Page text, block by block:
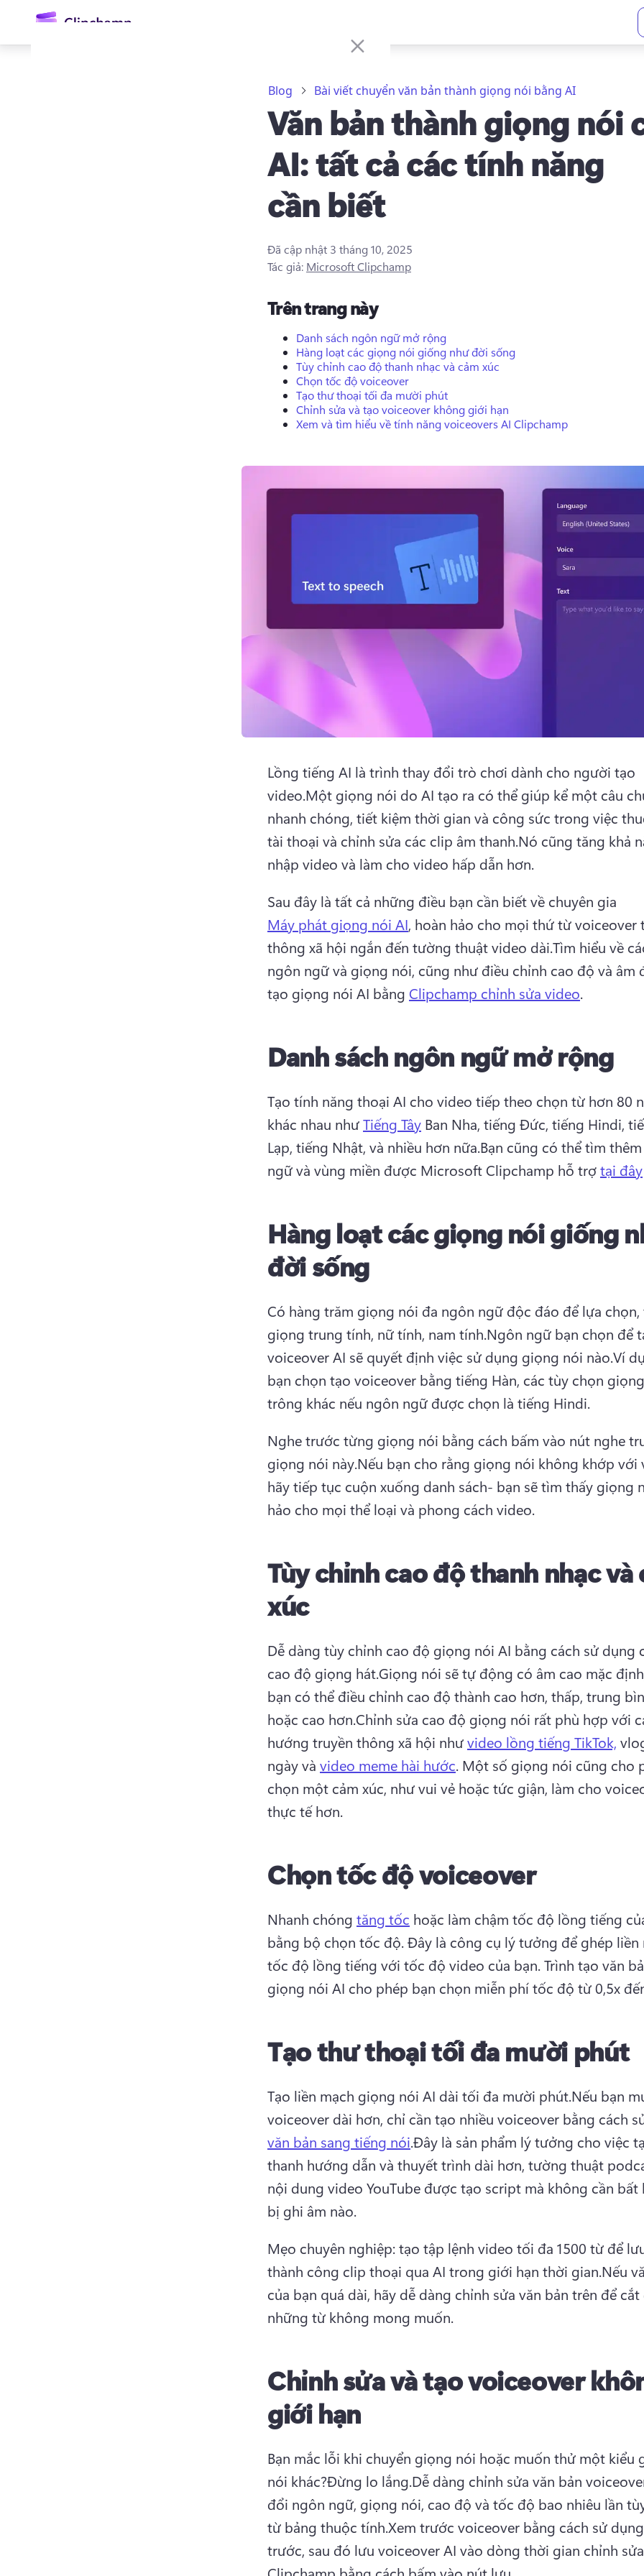
Blog Bài viết chuyển văn bản thành giọng nói bằng AI
Văn bản thành giọng nói
AI: tất cả các tính năng
cần biết
Đã cập nhật 3 tháng 10, 2025
Tác giả: Microsoft Clipchamp
Trên trang này
Danh sách ngôn ngữ mở rộng
Hàng loạt các giọng nói giống như đời sống
Tùy chỉnh cao độ thanh nhạc và cảm xúc
Chọn tốc độ voiceover
Tạo thư thoại tối đa mười phút
Chỉnh sửa và tạo voiceover không giới hạn
Xem và tìm hiểu về tính năng voiceovers AI Clipchamp
Lồng tiếng AI là trình thay đổi trò chơi dành cho người tạo
video.Một giọng nói do AI tạo ra có thể giúp kể một câu
nhanh chóng, tiết kiệm thời gian và công sức trong việc
tài thoại và chỉnh sửa các clip âm thanh.Nó cũng tăng khả
nhập video và làm cho video hấp dẫn hơn.
Sau đây là tất cả những điều bạn cần biết về chuyên gia
Máy phát giọng nói AI, hoàn hảo cho mọi thứ từ voiceover
thông xã hội ngắn đến tường thuật video dài.Tìm hiểu về
ngôn ngữ và giọng nói, cũng như điều chỉnh cao độ và âm
tạo giọng nói AI bằng Clipchamp chỉnh sửa video.
Danh sách ngôn ngữ mở rộng
Tạo tính năng thoại AI cho video tiếp theo chọn từ hơn 80
khác nhau như Tiếng Tây Ban Nha, tiếng Đức, tiếng Hindi,
Lạp, tiếng Nhật, và nhiều hơn nữa.Bạn cũng có thể tìm
ngữ và vùng miền được Microsoft Clipchamp hỗ trợ tại đây
Hàng loạt các giọng nói giống
đời sống
Có hàng trăm giọng nói đa ngôn ngữ độc đáo để lựa
giọng trung tính, nữ tính, nam tính.Ngôn ngữ bạn chọn để
voiceover AI sẽ quyết định việc sử dụng giọng nói nào.Ví
bạn chọn tạo voiceover bằng tiếng Hàn, các tùy chọn
trông khác nếu ngôn ngữ được chọn là tiếng Hindi.
Nghe trước từng giọng nói bằng cách bấm vào nút nghe
giọng nói này.Nếu bạn cho rằng giọng nói không khớp với
hãy tiếp tục cuộn xuống danh sách- bạn sẽ tìm thấy giọng
hảo cho mọi thể loại và phong cách video.
Tùy chỉnh cao độ thanh nhạc và
xúc
Dễ dàng tùy chỉnh cao độ giọng nói AI bằng cách sử dụng
cao độ giọng hát.Giọng nói sẽ tự động có âm cao mặc
bạn có thể điều chỉnh cao độ thành cao hơn, thấp, trung
hoặc cao hơn.Chỉnh sửa cao độ giọng nói rất phù hợp với
hướng truyền thông xã hội như video lồng tiếng TikTok,
ngày và video meme hài hước. Một số giọng nói cũng cho
chọn một cảm xúc, như vui vẻ hoặc tức giận, làm cho
thực tế hơn.
Chọn tốc độ voiceover
Nhanh chóng tăng tốc hoặc làm chậm tốc độ lồng tiếng
bằng bộ chọn tốc độ. Đây là công cụ lý tưởng để ghép liền
tốc độ lồng tiếng với tốc độ video của bạn. Trình tạo văn
giọng nói AI cho phép bạn chọn miễn phí tốc độ từ 0,5x
Tạo thư thoại tối đa mười phút
Tạo liền mạch giọng nói AI dài tối đa mười phút.Nếu bạn
voiceover dài hơn, chỉ cần tạo nhiều voiceover bằng cách
văn bản sang tiếng nói.Đây là sản phẩm lý tưởng cho việc
thanh hướng dẫn và thuyết trình dài hơn, tường thuật
nội dung video YouTube được tạo script mà không cần bất
bị ghi âm nào.
Mẹo chuyên nghiệp: tạo tập lệnh video tối đa 1500 từ để
thành công clip thoại qua AI trong giới hạn thời gian.Nếu
của bạn quá dài, hãy dễ dàng chỉnh sửa văn bản trên để cắt
những từ không mong muốn.
Chỉnh sửa và tạo voiceover
giới hạn
Bạn mắc lỗi khi chuyển giọng nói hoặc muốn thử một kiểu
nói khác?Đừng lo lắng.Dễ dàng chỉnh sửa văn bản
đổi ngôn ngữ, giọng nói, cao độ và tốc độ bao nhiêu lần
từ bảng thuộc tính.Xem trước voiceover bằng cách sử
trước, sau đó lưu voiceover AI vào dòng thời gian chỉnh